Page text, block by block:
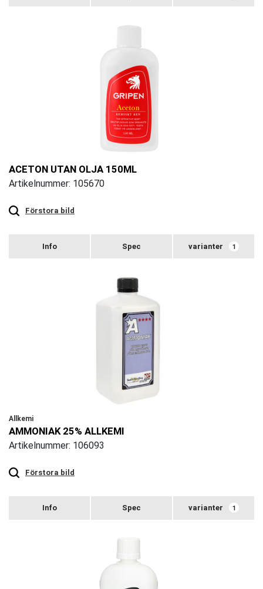
ACETON UTAN OLJA 150ML
Artikelnummer: 105670
Förstora bild
zoom
varianter 1
Allkemi
AMMONIAK 25% ALLKEMI
Artikelnummer: 106093
Förstora bild
zoom
varianter 1